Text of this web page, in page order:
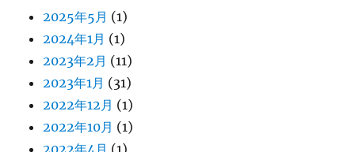
2025年5月 (1)
2024年1月 (1)
2023年2月 (11)
2023年1月 (31)
2022年12月 (1)
2022年10月 (1)
2022年4月 (1)